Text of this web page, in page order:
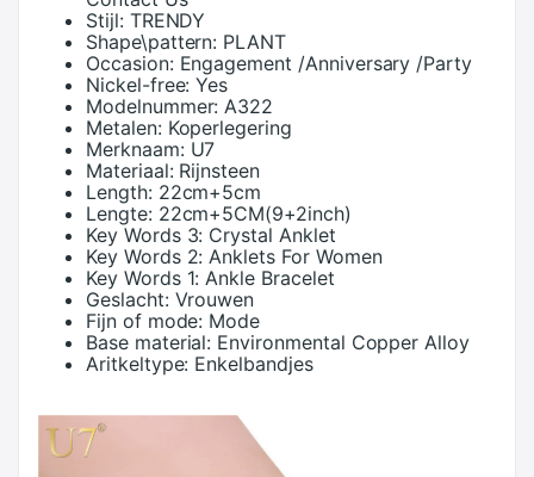
Stijl: TRENDY
Shape\pattern: PLANT
Occasion: Engagement /Anniversary /Party
Nickel-free: Yes
Modelnummer: A322
Metalen: Koperlegering
Merknaam: U7
Materiaal: Rijnsteen
Length: 22cm+5cm
Lengte: 22cm+5CM(9+2inch)
Key Words 3: Crystal Anklet
Key Words 2: Anklets For Women
Key Words 1: Ankle Bracelet
Geslacht: Vrouwen
Fijn of mode: Mode
Base material: Environmental Copper Alloy
Aritkeltype: Enkelbandjes